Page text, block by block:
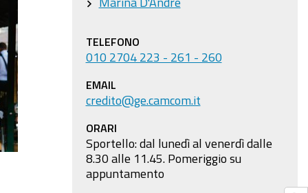
TELEFONO
010 2704 223 - 261 - 260
EMAIL
credito@ge.camcom.it
ORARI
Sportello: dal lunedì al venerdì dalle
8.30 alle 11.45 . Pomeriggio su
appuntamento